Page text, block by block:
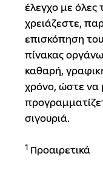
έλεγχο με όλες
χρειάζεστε,
επισκόπηση
πίνακας
καθαρή,
χρόνο, ώστε να
σιγουριά.
1Προαιρετικά